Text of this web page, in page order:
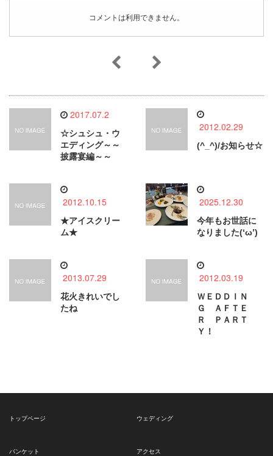
コメントは利用できません。
2017.07.2
☆シュシュ・ウ
エディング～～
披露宴編～～
2012.02.29
(^_^)/お知らせ☆
2012.10.15
★アイスクリー
ム★
2025.12.30
今年もお世話に
なりました(‘ω’)
2013.07.29
花火きれいでし
たね
2012.03.19
ＷＥＤＤＩＮ
Ｇ ＡＦＴＥ
Ｒ ＰＡＲＴ
Ｙ！
トップページ ウェディング
バンケット アクセス